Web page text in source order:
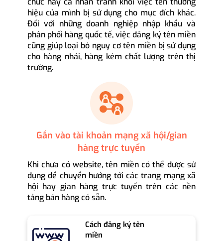
hiệu của mình bị sử dụng cho mục đích khác.
Đối với những doanh nghiệp nhập khẩu và
phân phối hàng quốc tế, việc đăng ký tên miền
cũng giúp loại bỏ nguy cơ tên miền bị sử dụng
cho hàng nhái, hàng kém chất lượng trên thị
trường.
Gắn vào tài khoản mạng xã hội/gian
hàng trực tuyến
Khi chưa có website, tên miền có thể được sử
dụng để chuyển hướng tới các trang mạng xã
hội hay gian hàng trực tuyến trên các nền
tảng bán hàng có sẵn.
Cách đăng ký tên
miền